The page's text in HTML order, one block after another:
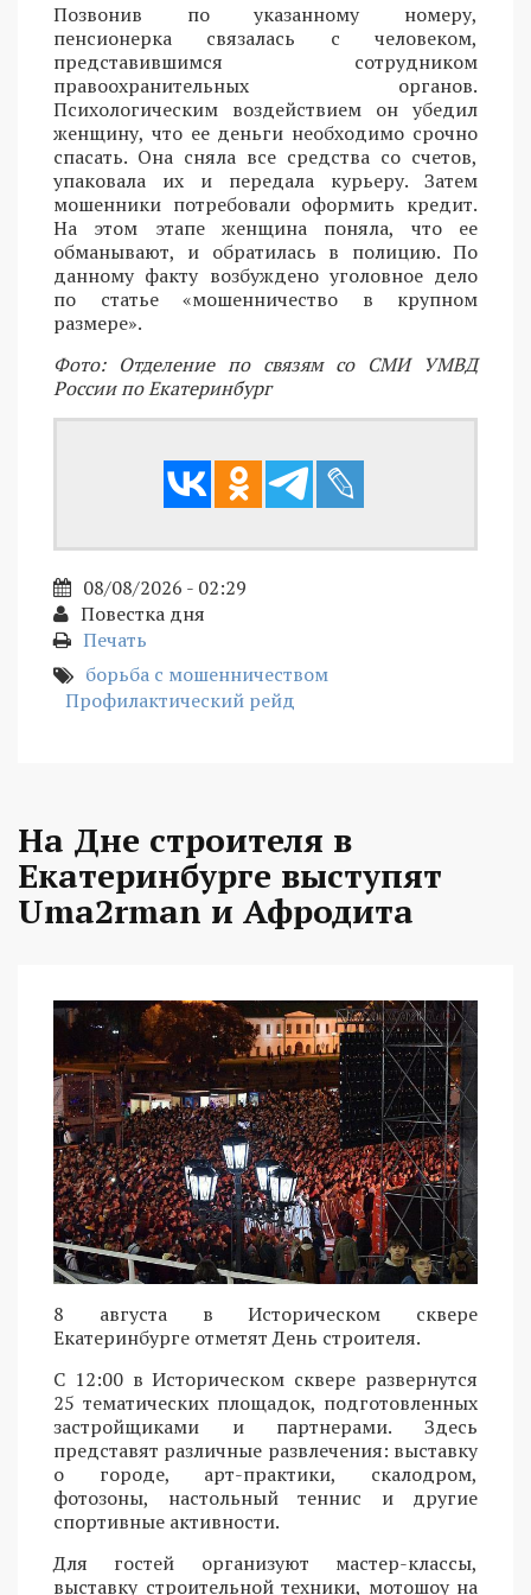
Позвонив по указанному номеру,
пенсионерка связалась с человеком,
представившимся сотрудником
правоохранительных органов.
Психологическим воздействием он убедил
женщину, что ее деньги необходимо срочно
спасать. Она сняла все средства со счетов,
упаковала их и передала курьеру. Затем
мошенники потребовали оформить кредит.
На этом этапе женщина поняла, что ее
обманывают, и обратилась в полицию. По
данному факту возбуждено уголовное дело
по статье «мошенничество в крупном
размере».
Фото: Отделение по связям со СМИ УМВД
России по Екатеринбург
08/08/2026 - 02:29
Повестка дня
Печать
борьба с мошенничеством
Профилактический рейд
На Дне строителя в
Екатеринбурге выступят
Uma2rman и Афродита
8 августа в Историческом сквере
Екатеринбурге отметят День строителя.
С 12:00 в Историческом сквере развернутся
25 тематических площадок, подготовленных
застройщиками и партнерами. Здесь
представят различные развлечения: выставку
о городе, арт-практики, скалодром,
фотозоны, настольный теннис и другие
спортивные активности.
Для гостей организуют мастер-классы,
выставку строительной техники, мотошоу на